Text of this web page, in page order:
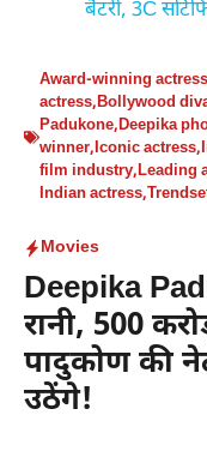
बैटरी, 3C
Award-winning actress
actress,Bollywood
Padukone,Deepika
winner,Iconic actress,
film industry,Leading
Indian actress,
Movies
Deepika
रानी, 500
पादुकोण की
उठेंगे!